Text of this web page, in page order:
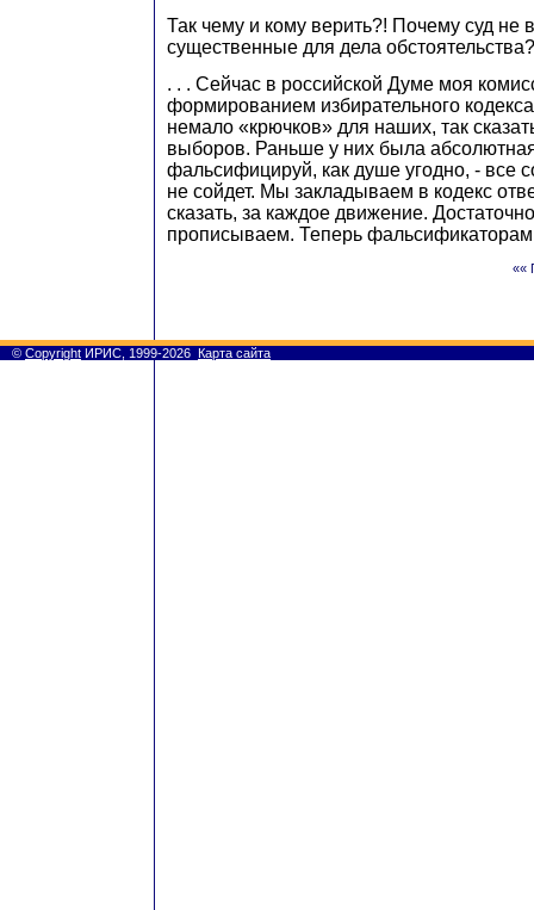
Так чему и кому верить?! Почему суд не
существенные для дела
. . . Сейчас в российской Думе моя
формированием избирательного
немало «крючков» для наших, так
выборов. Раньше у них была абсолютная
фальсифицируй, как душе угодно, - все
не сойдет. Мы закладываем в кодекс
сказать, за каждое движение.
прописываем. Теперь фальсификаторам
««
© Copyright ИРИС, 1999-2026 Карта сайта